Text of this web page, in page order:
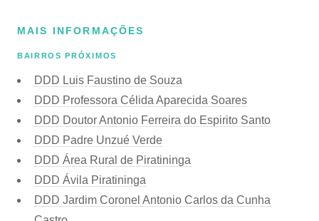
MAIS INFORMAÇÕES
BAIRROS PRÓXIMOS
DDD Luis Faustino de Souza
DDD Professora Célida Aparecida Soares
DDD Doutor Antonio Ferreira do Espirito Santo
DDD Padre Unzué Verde
DDD Área Rural de Piratininga
DDD Ávila Piratininga
DDD Jardim Coronel Antonio Carlos da Cunha